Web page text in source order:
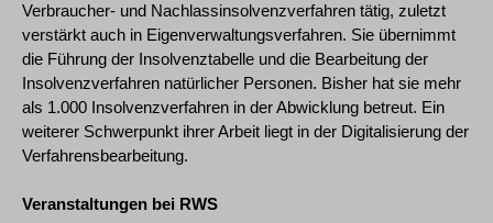
Verbraucher- und Nachlassinsolvenzverfahren tätig, zuletzt
verstärkt auch in Eigenverwaltungsverfahren. Sie übernimmt
die Führung der Insolvenztabelle und die Bearbeitung der
Insolvenzverfahren natürlicher Personen. Bisher hat sie mehr
als 1.000 Insolvenzverfahren in der Abwicklung betreut. Ein
weiterer Schwerpunkt ihrer Arbeit liegt in der Digitalisierung der
Verfahrensbearbeitung.
Veranstaltungen bei RWS